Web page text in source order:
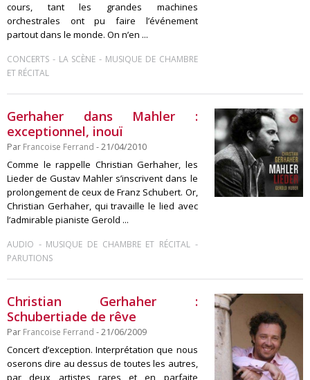
cours, tant les grandes machines
orchestrales ont pu faire l’événement
partout dans le monde. On n’en ...
CONCERTS - LA SCÈNE - MUSIQUE DE CHAMBRE
ET RÉCITAL
Gerhaher dans Mahler :
exceptionnel, inouï
Par Francoise Ferrand - 21/04/2010
Comme le rappelle Christian Gerhaher, les
Lieder de Gustav Mahler s’inscrivent dans le
prolongement de ceux de Franz Schubert. Or,
Christian Gerhaher, qui travaille le lied avec
l’admirable pianiste Gerold ...
AUDIO - MUSIQUE DE CHAMBRE ET RÉCITAL-
PARUTIONS
Christian Gerhaher :
Schubertiade de rêve
Par Francoise Ferrand - 21/06/2009
Concert d’exception. Interprétation que nous
oserons dire au dessus de toutes les autres,
par deux artistes rares et en parfaite